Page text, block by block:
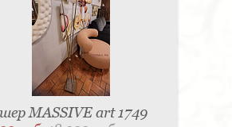
MASSIVE art 1749